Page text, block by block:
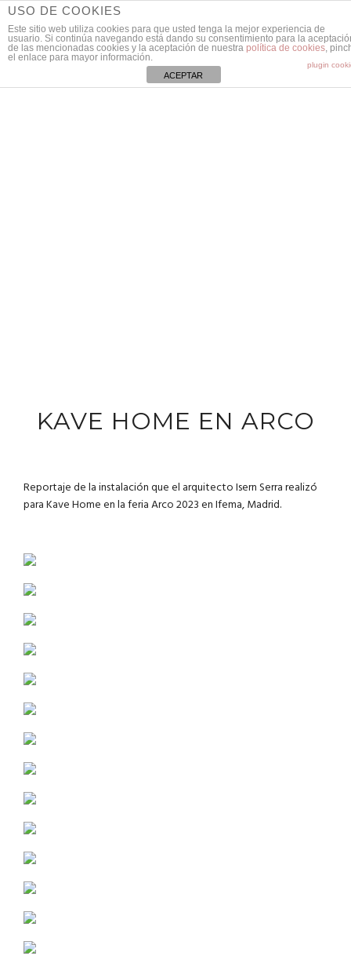
KAVE HOME EN ARCO
Reportaje de la instalación que el arquitecto Isern Serra realizó
para Kave Home en la feria Arco 2023 en Ifema, Madrid.
USO DE COOKIES
Este sitio web utiliza cookies para que usted tenga la mejor experiencia de
usuario. Si continúa navegando está dando su consentimiento para la
de las mencionadas cookies y la aceptación de nuestra política de cookies,
el enlace para mayor información.
plugin
ACEPTAR